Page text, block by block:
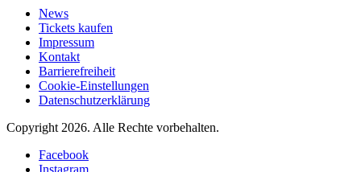
News
Tickets kaufen
Impressum
Kontakt
Barrierefreiheit
Cookie-Einstellungen
Datenschutzerklärung
Copyright 2026. Alle Rechte vorbehalten.
Facebook